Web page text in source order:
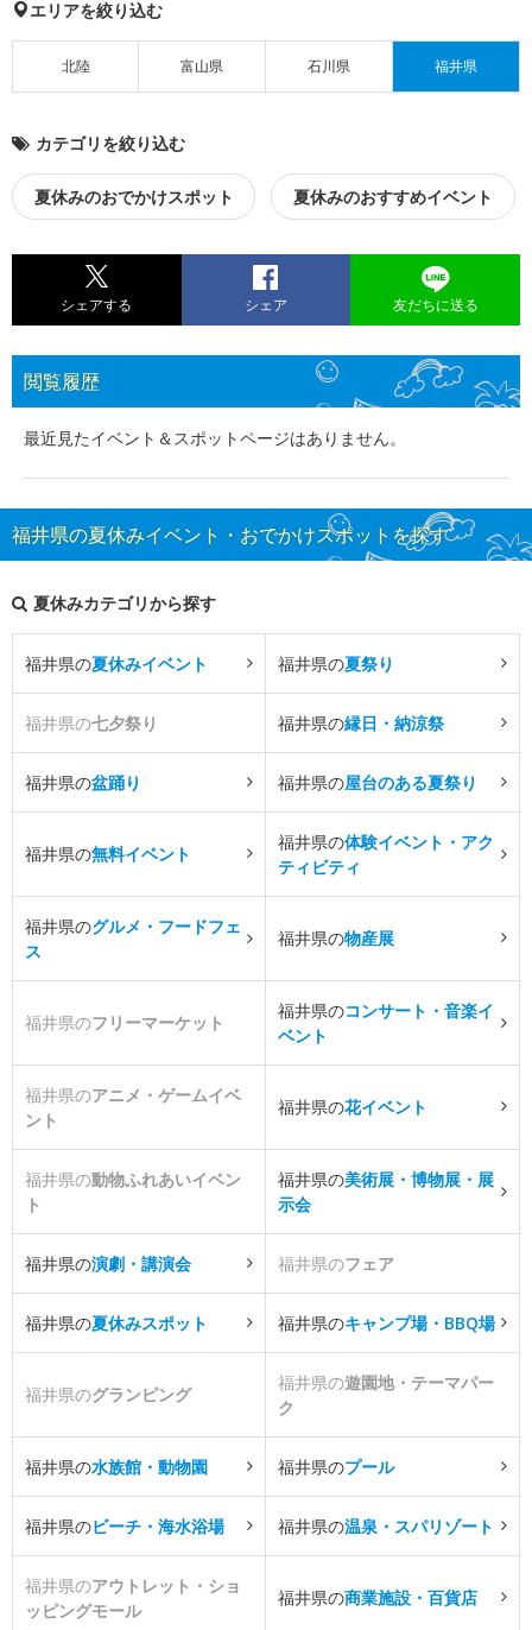
エリアを絞り込む
北陸 富山県 石川県 福井県
カテゴリを絞り込む
夏休みのおでかけスポット 夏休みのおすすめイベント
シェアする シェア 友だちに送る
閲覧履歴
最近見たイベント＆スポットページはありません。
福井県の夏休みイベント・おでかけスポットを探す
夏休みカテゴリから探す
福井県の夏休みイベント 福井県の夏祭り
福井県の七夕祭り 福井県の縁日・納涼祭
福井県の盆踊り 福井県の屋台のある夏祭り
福井県の無料イベント
福井県の体験イベント・アク
ティビティ
福井県のグルメ・フードフェ
ス
福井県の物産展
福井県のフリーマーケット
福井県のコンサート・音楽イ
ベント
福井県のアニメ・ゲームイベ
ント
福井県の花イベント
福井県の動物ふれあいイベン
ト
福井県の美術展・博物展・展
示会
福井県の演劇・講演会 福井県のフェア
福井県の夏休みスポット 福井県のキャンプ場・BBQ場
福井県のグランピング
福井県の遊園地・テーマパー
ク
福井県の水族館・動物園 福井県のプール
福井県のビーチ・海水浴場 福井県の温泉・スパリゾート
福井県のアウトレット・ショ
ッピングモール
福井県の商業施設・百貨店